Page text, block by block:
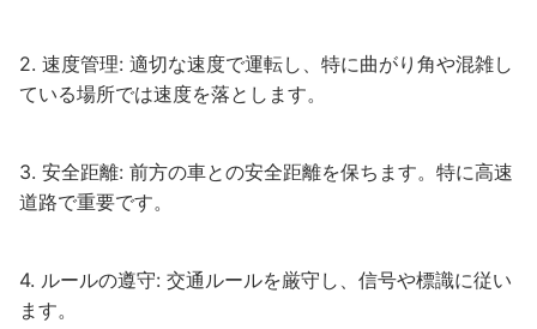
2. 速度管理: 適切な速度で運転し、特に曲がり角や混雑し
ている場所では速度を落とします。
3. 安全距離: 前方の車との安全距離を保ちます。特に高速
道路で重要です。
4. ルールの遵守: 交通ルールを厳守し、信号や標識に従い
ます。